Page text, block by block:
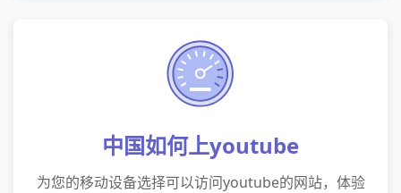
中国如何上youtube
为您的移动设备选择可以访问youtube的网站，体验